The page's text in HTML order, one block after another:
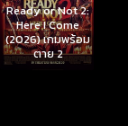
Ready or Not 2:
Here I Come
(2026) เกมพร้อม
ตาย 2